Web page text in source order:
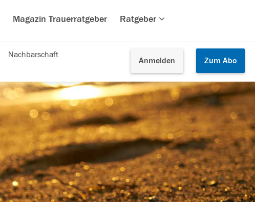
Magazin Trauerratgeber Ratgeber
Anmelden Zum Abo
Nachbarschaft